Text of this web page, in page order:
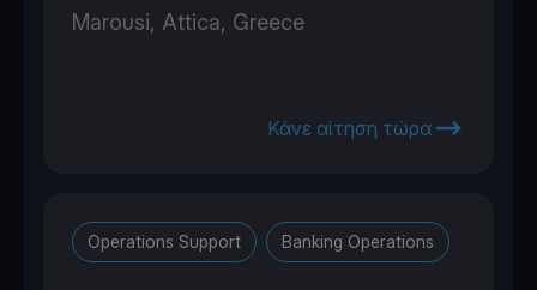
Marousi, Attica, Greece
Κάνε αίτηση τώρα
Operations Support Banking Operations